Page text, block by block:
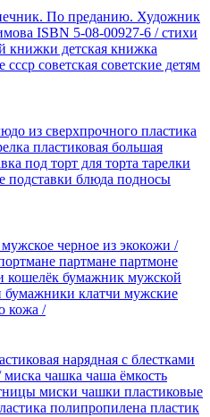
По преданию. Художник
ISBN 5-08-00927-6 / стихи
книжки детская книжка
советская советские детям
из сверхпрочного пластика
пластиковая большая
под торт для торта тарелки
подставки блюда подносы
черное из экокожи /
партмане партмоне
кошелёк бумажник мужской
клатчи мужские
кожа /
нарядная с блестками
чашка чаша ёмкость
миски чашки пластиковые
полипропилена пластик